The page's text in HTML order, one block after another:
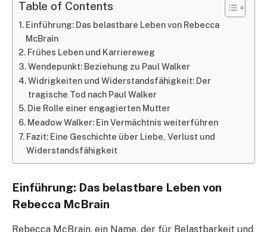
Table of Contents
Einführung: Das belastbare Leben von Rebecca
McBrain
Frühes Leben und Karriereweg
Wendepunkt: Beziehung zu Paul Walker
Widrigkeiten und Widerstandsfähigkeit: Der
tragische Tod nach Paul Walker
Die Rolle einer engagierten Mutter
Meadow Walker: Ein Vermächtnis weiterführen
Fazit: Eine Geschichte über Liebe, Verlust und
Widerstandsfähigkeit
Einführung: Das belastbare Leben von
Rebecca McBrain
Rebecca McBrain, ein Name, der für Belastbarkeit und